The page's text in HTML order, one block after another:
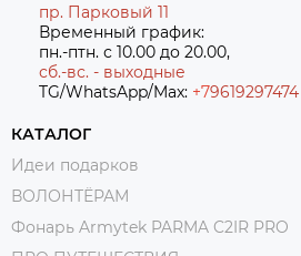
пр. Парковый 11
Временный график:
пн.-птн. с 10.00 до 20.00,
сб.-вс. - выходные
TG/WhatsApp/Max: +79619297474
КАТАЛОГ
Идеи подарков
ВОЛОНТЁРАМ
Фонарь Armytek PARMA C2IR PRO